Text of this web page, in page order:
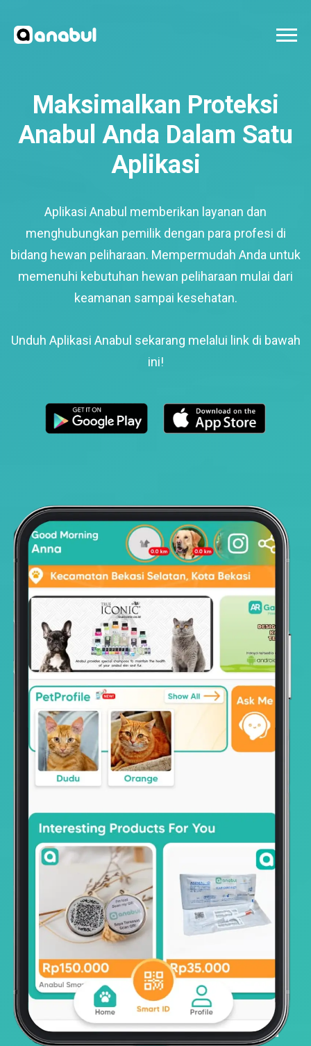
Maksimalkan Proteksi
Anabul Anda Dalam Satu
Aplikasi
Aplikasi Anabul memberikan layanan dan
menghubungkan pemilik dengan para profesi di
bidang hewan peliharaan. Mempermudah Anda untuk
memenuhi kebutuhan hewan peliharaan mulai dari
keamanan sampai kesehatan.
Unduh Aplikasi Anabul sekarang melalui link di bawah
ini!